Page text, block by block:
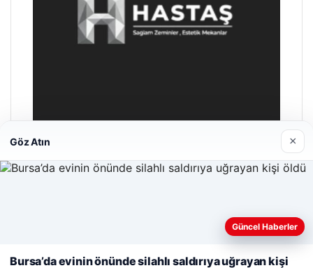
Enes Kaplan Avukatlık Bürosu
Web sitemizi nasıl kullandığınızı daha iyi anlayabilmek,
kullanıyoruz.
Çerez Politikamız
Göz Atın ×
Güncel Haberler
Bursa’da evinin önünde silahlı saldırıya uğrayan kişi